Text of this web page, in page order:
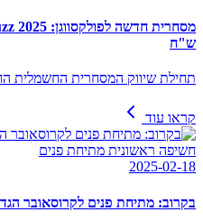
ש"ח
תחילת שיווק המסחרית החשמלית
קראו עוד
חשיפה ראשונית מתיחת פנים
2025-02-18
בקרוב: מתיחת פנים לקרוסאובר